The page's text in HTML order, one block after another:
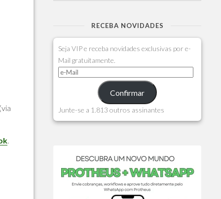
.
RECEBA NOVIDADES
Seja VIP e receba novidades exclusivas por e-
Mail gratuitamente.
Confirmar
Junte-se a 1.813 outros assinantes